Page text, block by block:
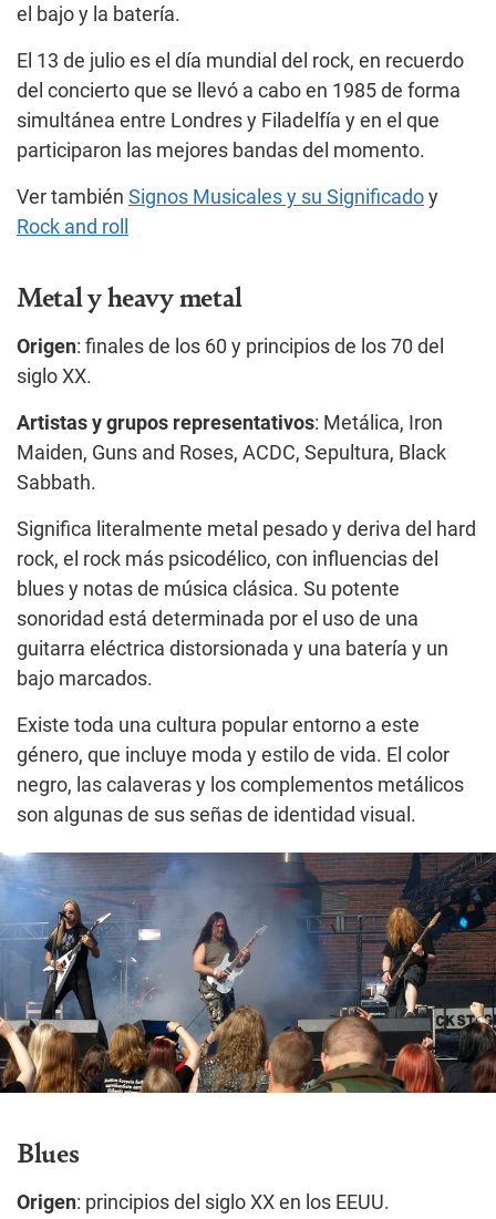
el bajo y la batería.
El 13 de julio es el día mundial del rock, en recuerdo
del concierto que se llevó a cabo en 1985 de forma
simultánea entre Londres y Filadelfía y en el que
participaron las mejores bandas del momento.
Ver también Signos Musicales y su Significado y
Rock and roll
Metal y heavy metal
Origen: finales de los 60 y principios de los 70 del
siglo XX.
Artistas y grupos representativos: Metálica, Iron
Maiden, Guns and Roses, ACDC, Sepultura, Black
Sabbath.
Significa literalmente metal pesado y deriva del hard
rock, el rock más psicodélico, con influencias del
blues y notas de música clásica. Su potente
sonoridad está determinada por el uso de una
guitarra eléctrica distorsionada y una batería y un
bajo marcados.
Existe toda una cultura popular entorno a este
género, que incluye moda y estilo de vida. El color
negro, las calaveras y los complementos metálicos
son algunas de sus señas de identidad visual.
Blues
Origen: principios del siglo XX en los EEUU.